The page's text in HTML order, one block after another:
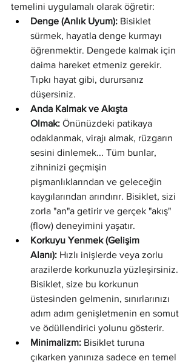
temelini uygulamalı olarak öğretir:
Denge (Anlık Uyum): Bisiklet
sürmek, hayatla denge kurmayı
öğrenmektir. Dengede kalmak için
daima hareket etmeniz gerekir.
Tıpkı hayat gibi, durursanız
düşersiniz.
Anda Kalmak ve Akışta
Olmak: Önünüzdeki patikaya
odaklanmak, virajı almak, rüzgarın
sesini dinlemek... Tüm bunlar,
zihninizi geçmişin
pişmanlıklarından ve geleceğin
kaygılarından arındırır. Bisiklet, sizi
zorla "an"a getirir ve gerçek "akış"
(flow) deneyimini yaşatır.
Korkuyu Yenmek (Gelişim
Alanı): Hızlı inişlerde veya zorlu
arazilerde korkunuzla yüzleşirsiniz.
Bisiklet, size bu korkunun
üstesinden gelmenin, sınırlarınızı
adım adım genişletmenin en somut
ve ödüllendirici yolunu gösterir.
Minimalizm: Bisiklet turuna
çıkarken yanınıza sadece en temel